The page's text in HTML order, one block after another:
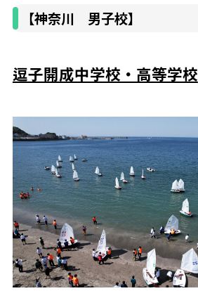
【神奈川 男子校】
逗子開成中学校・高等学校